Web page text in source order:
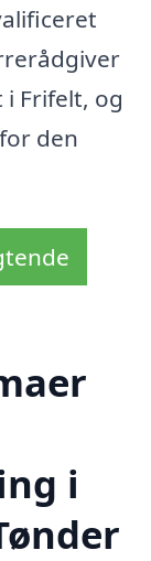
Frifelt, og
den
i